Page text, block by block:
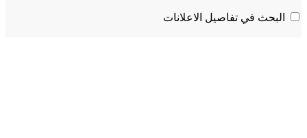
البحث في تفاصيل الاعلانات